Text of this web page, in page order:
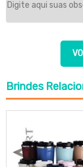
Brindes